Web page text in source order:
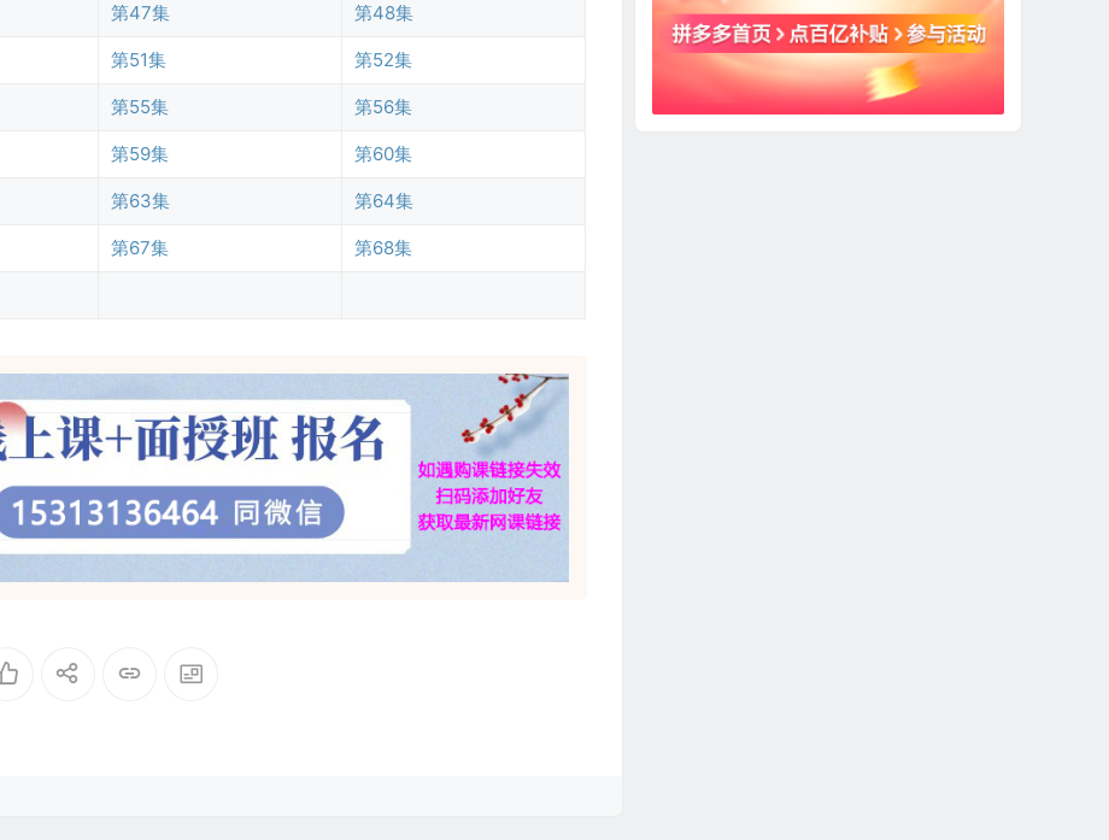
第47集 第48集
第51集 第52集
第55集 第56集
第59集 第60集
第63集 第64集
第67集 第68集